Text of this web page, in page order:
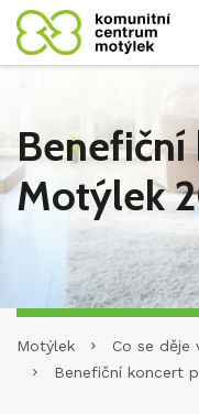
Benefiční
Motýlek
Motýlek
Co se děje
Benefiční koncert